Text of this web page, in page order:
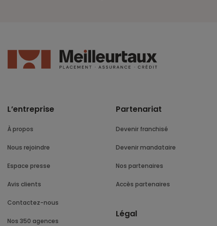
L’entreprise
À propos
Nous rejoindre
Espace presse
Avis clients
Contactez-nous
Nos 350 agences
Partenariat
Devenir franchisé
Devenir mandataire
Nos partenaires
Accès partenaires
Légal